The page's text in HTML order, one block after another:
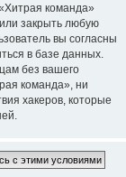
команда»
закрыть любую
вы согласны
в базе данных.
без вашего
команда», ни
хакеров, которые